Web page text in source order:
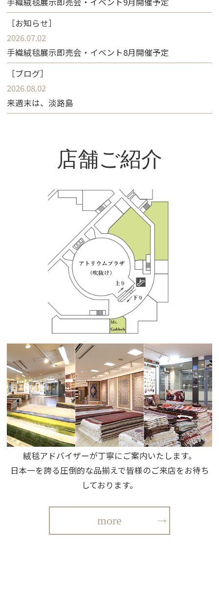
2026.07.02
手織絨毯展示即売会・イベント8月開催予定
2026.08.02
来週末は、淡路島
店舗ご紹介
絨毯アドバイザーが丁寧にご案内いたします。
日本一を誇る圧倒的な品揃えで皆様のご来店をお待ち
しております。
more